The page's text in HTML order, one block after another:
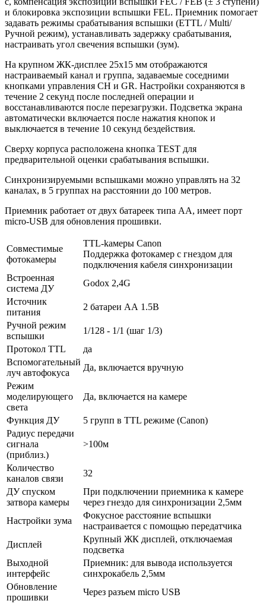
и блокировка экспозиции вспышки FEL. Приемник помогает
задавать режимы срабатывания вспышки (ETTL / Мulti/
Ручной режим), устанавливать задержку срабатывания,
настраивать угол свечения вспышки (зум).
На крупном ЖК-дисплее 25х15 мм отображаются
настраиваемый канал и группа, задаваемые соседними
кнопками управления CH и GR. Настройки сохраняются в
течение 2 секунд после последней операции и
восстанавливаются после перезагрузки. Подсветка экрана
автоматически включается после нажатия кнопок и
выключается в течение 10 секунд бездействия.
Сверху корпуса расположена кнопка TEST для
предварительной оценки срабатывания вспышки.
Синхронизируемыми вспышками можно управлять на 32
каналах, в 5 группах на расстоянии до 100 метров.
Приемник работает от двух батареек типа АА, имеет порт
micro-USB для обновления прошивки.
Совместимые
фотокамеры
TTL-kамеры Canon
Поддержка фотокамер с гнездом для
подключения кабеля синхронизации
Встроенная
система ДУ
Godox 2,4G
Источник
питания
2 батареи АА 1.5В
Ручной режим
вспышки
1/128 - 1/1 (шаг 1/3)
Протокол TTL
да
Вспомогательный
луч автофокуса
Да, включается вручную
Режим
моделирующего
света
Да, включается на камере
Функция ДУ
5 групп в TTL режиме (Canon)
Радиус передачи
сигнала
(приблиз.)
˃100м
Количество
каналов связи
32
ДУ спуском
затвора камеры
При подключении приемника к камере
через гнездо для синхронизации 2,5мм
Настройки зума
Фокусное расстояние вспышки
настраивается с помощью передатчика
Дисплей
Крупный ЖК дисплей, отключаемая
подсветка
Выходной
интерфейс
Приемник: для вывода используется
синхрокабель 2,5мм
Обновление
прошивки
Через разъем micro USB